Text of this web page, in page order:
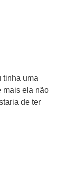
tinha uma
mais ela não
de ter